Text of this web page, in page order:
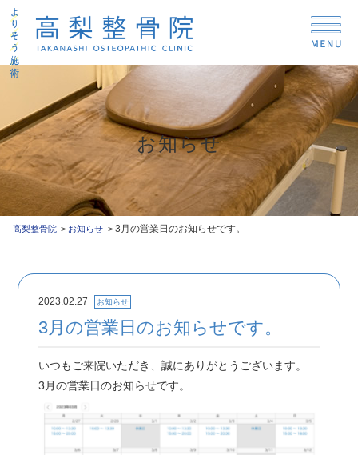
お知らせ
高梨整骨院 お知らせ 3月の営業日のお知らせです。
2023.02.27 お知らせ
3月の営業日のお知らせです。
いつもご来院いただき、誠にありがとうございます。
3月の営業日のお知らせです。